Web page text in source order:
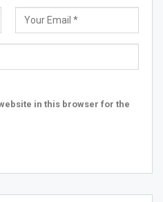
in this browser for the